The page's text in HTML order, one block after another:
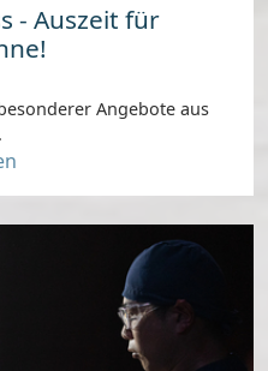
- Auszeit für
Angebote aus